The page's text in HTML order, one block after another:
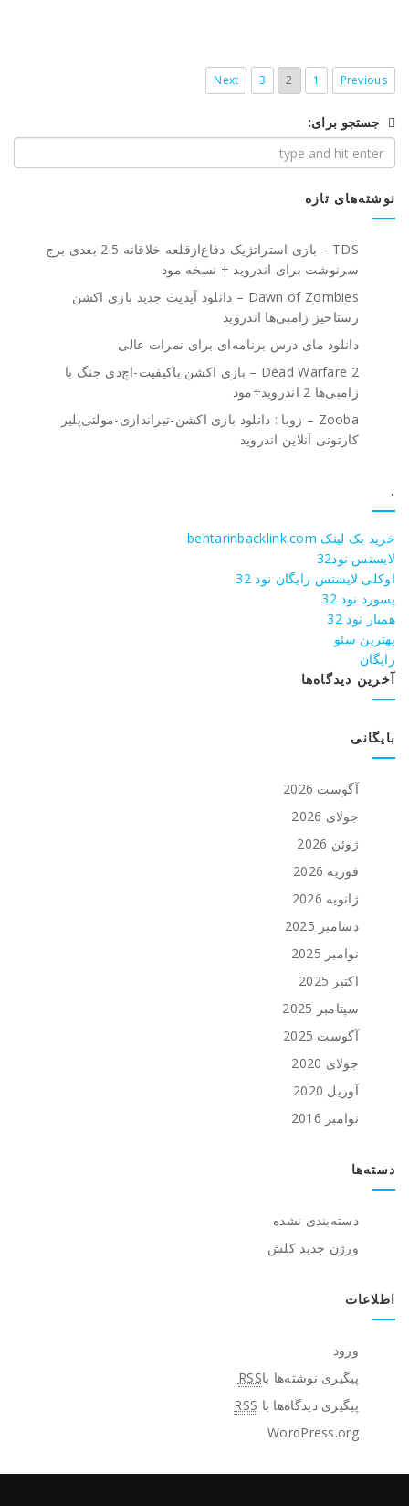
Previous
1
2
3
Next
جستجو برای:
نوشته‌های تازه
TDS – بازی استراتژیک-دفاع‌از‌قلعه خلاقانه 2.5 بعدی برج
سرنوشت برای اندروید + نسخه مود
Dawn of Zombies – دانلود آپدیت جدید بازی اکشن
رستاخیز زامبی‌ها اندروید
دانلود مای درس برنامه‌ای برای نمرات عالی
Dead Warfare 2 – بازی اکشن باکیفیت-اچ‌دی جنگ با
زامبی‌ها 2 اندروید+مود
Zooba – زوبا : دانلود بازی اکشن-تیراندازی-مولتی‌پلیر
کارتونی آنلاین اندروید
.
خرید بک لینک behtarinbacklink.com
لایسنس نود32
اوکلی لایسنس رایگان نود 32
پسورد نود 32
همیار نود 32
بهترین سئو
رایگان
آخرین دیدگاه‌ها
بایگانی
آگوست 2026
جولای 2026
ژوئن 2026
فوریه 2026
ژانویه 2026
دسامبر 2025
نوامبر 2025
اکتبر 2025
سپتامبر 2025
آگوست 2025
جولای 2020
آوریل 2020
نوامبر 2016
دسته‌ها
دسته‌بندی نشده
ورژن جدید کلش
اطلاعات
ورود
پیگیری نوشته‌ها باRSS
پیگیری دیدگاه‌ها با RSS
WordPress.org